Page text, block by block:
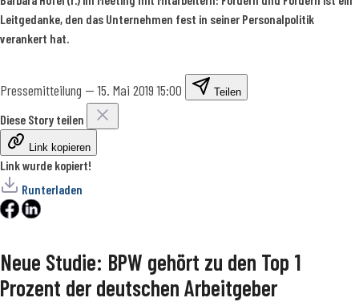
Leitgedanke, den das Unternehmen fest in seiner Personalpolitik
verankert hat.
Pressemitteilung —15. Mai 2019 15:00 Teilen
Diese Story teilen
Link kopieren
Link wurde kopiert!
Runterladen
Neue Studie: BPW gehört zu den Top 1
Prozent der deutschen Arbeitgeber